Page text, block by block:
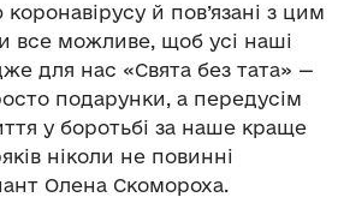
й пов’язані з цим
все можливе, щоб усі наші
для нас «Свята без тата» —
подарунки, а передусім
у боротьбі за наше краще
ніколи не повинні
Олена Скомороха.